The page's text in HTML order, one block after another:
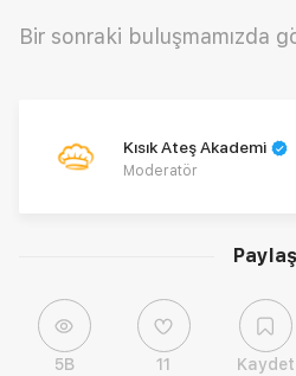
Paylaş
5B 11 Kaydet
Bir sonraki buluşmamızda
Kısık Ateş Akademi
Moderatör